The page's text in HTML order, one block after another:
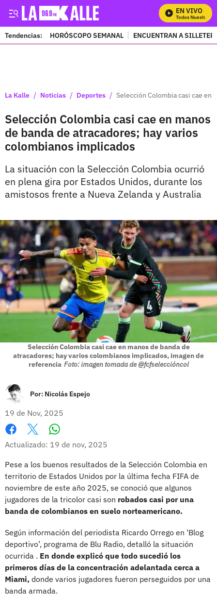
EN VIVO
Mira Todos Nuestros
Tendencias: HORÓSCOPO SEMANAL ENCUENTRAN A
La Kalle / Noticias / Deportes / Selección Colombia casi cae en
Selección Colombia casi cae en manos
de banda de atracadores; hay varios
colombianos implicados
La situación con la Selección Colombia ocurrió
en plena gira por Estados Unidos, durante los
amistosos frente a Nueva Zelanda y Australia
Selección Colombia casi cae en manos de banda de
atracadores; hay varios colombianos implicados, imagen de
referencia Foto: imagen tomada de @fcfseleccióncol
Por: Nicolás Espejo
19 de Nov, 2025
Facebook
X
Actualizado: 19 de nov, 2025
Pese a los buenos resultados de la Selección Colombia en
territorio de Estados Unidos por la última fecha FIFA de
noviembre de este año 2025, se conoció que algunos
jugadores de la tricolor casi son robados casi por una
banda de colombianos en suelo norteamericano.
Según información del periodista Ricardo Orrego en ‘Blog
deportivo’, programa de Blu Radio, detalló la situación
ocurrida . En donde explicó que todo sucedió los
primeros días de la concentración adelantada cerca a
Miami, donde varios jugadores fueron perseguidos por una
banda armada.